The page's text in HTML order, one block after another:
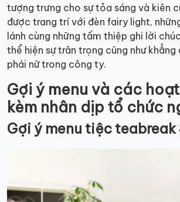
tượng trưng cho sự tỏa sáng và kiên
được trang trí với đèn fairy light,
lánh cùng những tấm thiệp ghi lời chúc
thể hiện sự trân trọng cũng như
phái nữ trong công ty.
Gợi ý menu và các
kèm nhân dịp tổ chức
Gợi ý menu tiệc